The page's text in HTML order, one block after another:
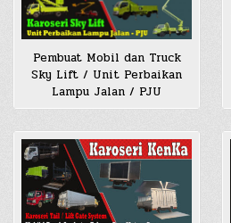
Pembuat Mobil dan Truck
Sky Lift / Unit Perbaikan
Lampu Jalan / PJU